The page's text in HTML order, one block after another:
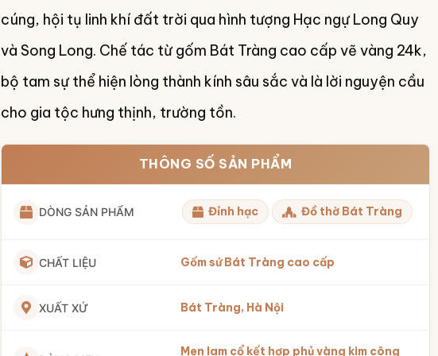
cúng, hội tụ linh khí đất trời qua hình tượng Hạc ngự Long Quy
và Song Long. Chế tác từ gốm Bát Tràng cao cấp vẽ vàng 24k,
bộ tam sự thể hiện lòng thành kính sâu sắc và là lời nguyện cầu
cho gia tộc hưng thịnh, trường tồn.
THÔNG SỐ SẢN PHẨM
DÒNG SẢN PHẨM Đỉnh hạc Đồ thờ Bát Tràng
CHẤT LIỆU Gốm sứ Bát Tràng cao cấp
XUẤT XỨ Bát Tràng, Hà Nội
Men lam cổ kết hợp phủ vàng kim công